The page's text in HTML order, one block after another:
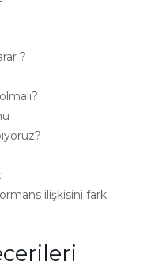
?
ilişkisini fark